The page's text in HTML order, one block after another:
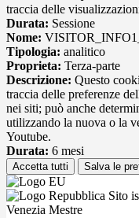
traccia delle
Durata: Sessione
Nome:
Tipologia: analitico
Proprieta: Terza-parte
Descrizione: Questo
traccia delle preferenze
nei siti; può anche
utilizzando la nuova o la
Youtube.
Durata: 6 mesi
Accetta tutti Salva le
Sito
Venezia Mestre